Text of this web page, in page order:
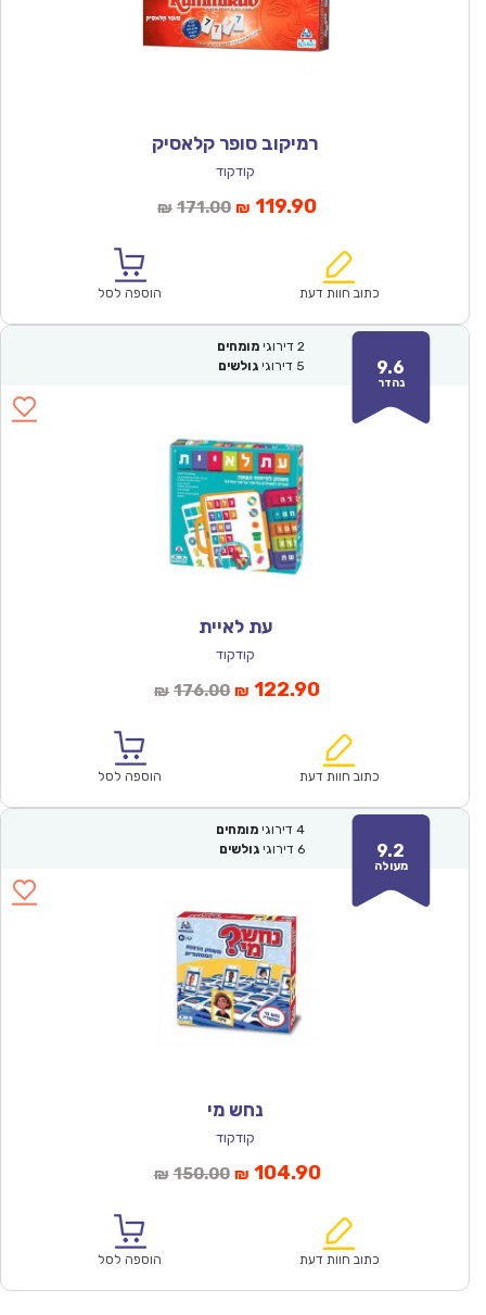
רמיקוב סופר קלאסיק
קודקוד
₪ 171.00המחיר
₪171.00.
₪ 119.90המחיר
הוא:
כתוב חוות דעת הוספה לסל
9.6
נהדר
2 דירוגי מומחים
5 דירוגי גולשים
עת לאיית
קודקוד
₪ 176.00המחיר
₪176.00.
₪ 122.90המחיר
הוא:
כתוב חוות דעת הוספה לסל
9.2
מעולה
4 דירוגי מומחים
6 דירוגי גולשים
נחש מי
קודקוד
₪ 150.00המחיר
₪150.00.
₪ 104.90המחיר
הוא:
כתוב חוות דעת הוספה לסל